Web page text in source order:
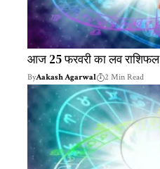
आज 25 फरवरी का लव राशिफल
ByAakash Agarwal 2 Min Read